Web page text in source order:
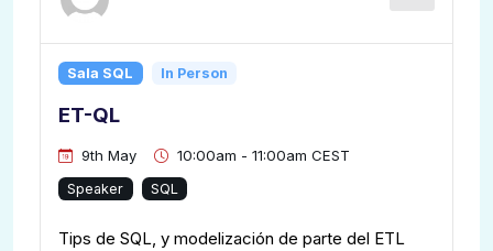
Sala SQL In Person
ET-QL
9th May 10:00am - 11:00am CEST
Speaker SQL
Tips de SQL, y modelización de parte del ETL